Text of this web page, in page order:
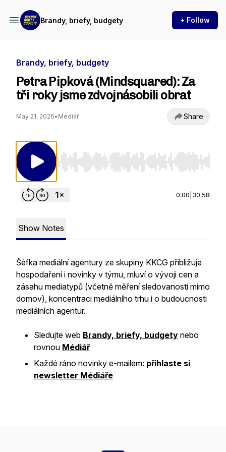
Brandy, briefy, budgety + Follow
Brandy, briefy, budgety
Petra Pipková (Mindsquared): Za
tři roky jsme zdvojnásobili obrat
May 21, 2026• Médiář Share
Use Left/Right to seek, Home/End to jump to
0:00 30:58
Show Notes
Šéfka mediální agentury ze skupiny KKCG přibližuje
hospodaření i novinky v týmu, mluví o vývoji cen a
zásahu mediatypů (včetně měření sledovanosti mimo
domov), koncentraci mediálního trhu i o budoucnosti
mediálních agentur.
Sledujte web Brandy, briefy, budgety nebo
rovnou Médiář
Každé ráno novinky e-mailem: přihlaste si
newsletter Médiáře